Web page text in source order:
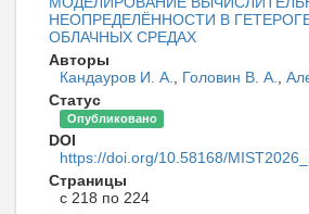
НЕОПРЕДЕЛЁННОСТИ В
ОБЛАЧНЫХ СРЕДАХ
Авторы
Кандауров И. А.
Головин В. А.
Статус
Опубликовано
DOI
https://doi.org/10.58168/
Страницы
с 218 по 224